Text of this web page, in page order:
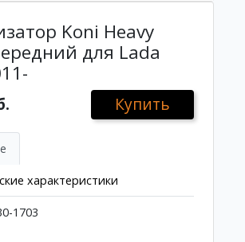
Koni Heavy
для Lada
Купить
характеристики
1703